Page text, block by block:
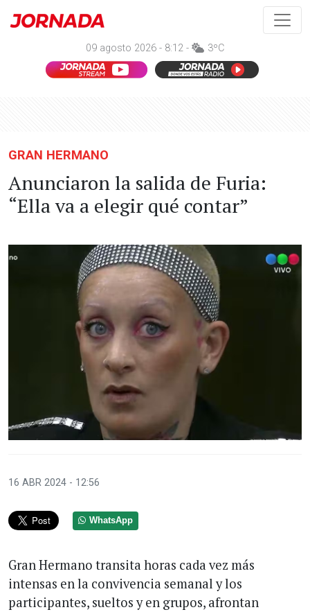
09 agosto 2026 - 8:12 - 3ºC
GRAN HERMANO
Anunciaron la salida de Furia:
“Ella va a elegir qué contar”
16 ABR 2024 - 12:56
WhatsApp
Gran Hermano transita horas cada vez más
intensas en la convivencia semanal y los
participantes, sueltos y en grupos, afrontan